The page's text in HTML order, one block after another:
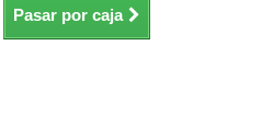
Pasar por caja